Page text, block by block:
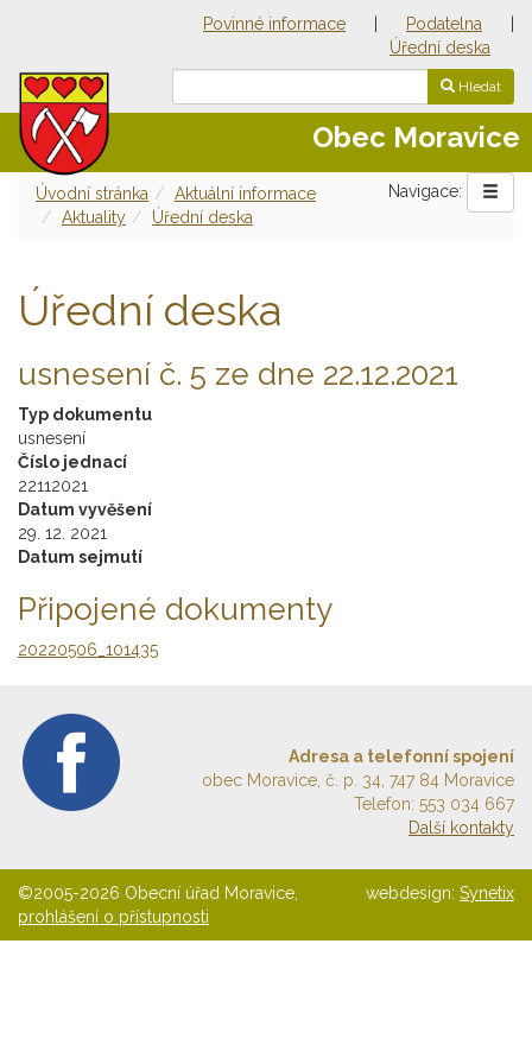
Povinné informace Podatelna
Úřední deska
Hledat
Obec Moravice
Navigace:
Úvodní stránka
Aktuální informace
Aktuality
Úřední deska
Úřední deska
usnesení č. 5 ze dne 22.12.2021
Typ dokumentu
usnesení
Číslo jednací
22112021
Datum vyvěšení
29. 12. 2021
Datum sejmutí
Připojené dokumenty
20220506_101435
Adresa a telefonní spojení
obec Moravice, č. p. 34, 747 84 Moravice
Telefon: 553 034 667
Další kontakty
webdesign: Synetix
©2005-2026 Obecní úřad Moravice,
prohlášení o přístupnosti